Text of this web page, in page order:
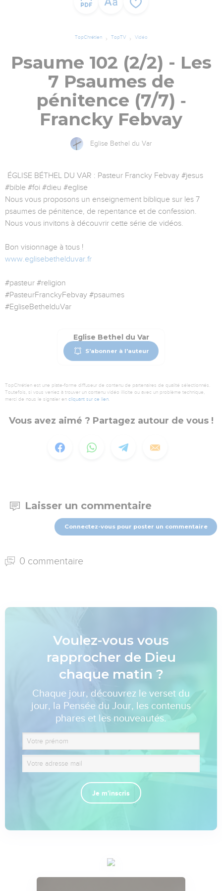
TopChrétien TopTV Vidéo
Psaume 102 (2/2) - Les
7 Psaumes de
pénitence (7/7) ‐
Francky Febvay
Eglise Bethel du Var
ÉGLISE BÉTHEL DU VAR : Pasteur Francky Febvay #jesus
#bible #foi #dieu #eglise
Nous vous proposons un enseignement biblique sur les 7
psaumes de pénitence, de repentance et de confession.
Nous vous invitons à découvrir cette série de vidéos.
Bon visionnage à tous !
www.eglisebethelduvar.fr
#pasteur #religion
#PasteurFranckyFebvay #psaumes
#EgliseBethelduVar
Eglise Bethel du Var
S'abonner à l'auteur
TopChrétien est une plate-forme diffuseur de contenu de partenaires de qualité sélectionnés.
Toutefois, si vous veniez à trouver un contenu vidéo illicite ou avec un problème technique,
merci de nous le signaler en cliquant sur ce lien.
Vous avez aimé ? Partagez autour de vous !
Laisser un commentaire
Connectez-vous pour poster un commentaire
0 commentaire
Voulez-vous vous
rapprocher de Dieu
chaque matin ?
Chaque jour, découvrez le verset du
jour, la Pensée du Jour, les contenus
phares et les nouveautés.
Je m'inscris